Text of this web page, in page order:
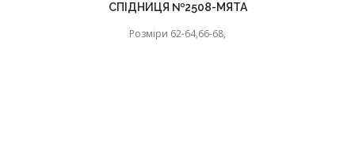
СПІДНИЦЯ №2508-МЯТА
Розміри 62-64,66-68,